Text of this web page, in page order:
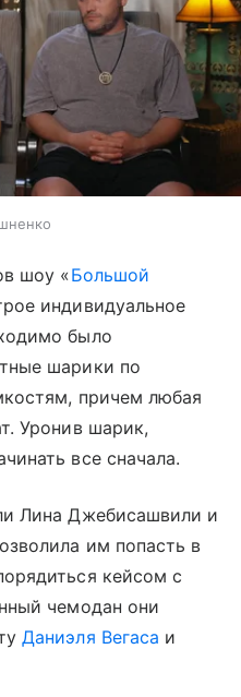
шоу «Большой
индивидуальное
было
шарики по
причем любая
Уронив шарик,
все сначала.
Лина Джебисашвили и
им попасть в
кейсом с
чемодан они
Даниэля Вегаса и